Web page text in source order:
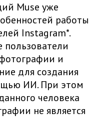
Muse уже
работы
Instagram*.
пользователи
и
для создания
ИИ. При этом
человека
не является